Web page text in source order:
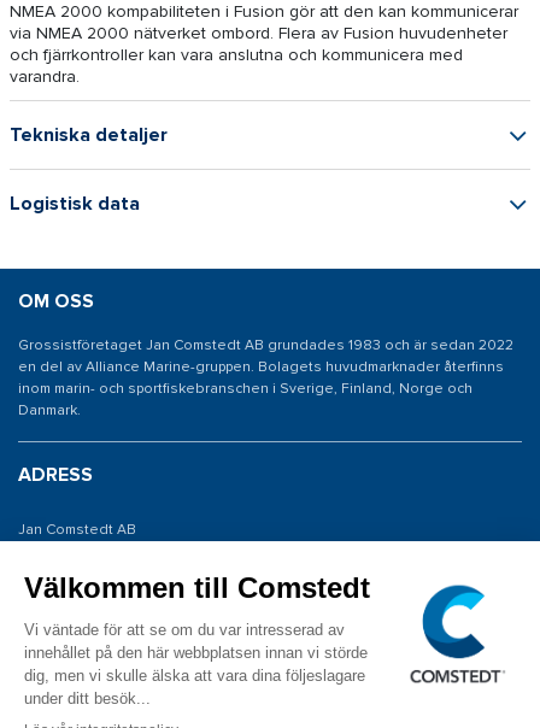
NMEA 2000 kompabiliteten i Fusion gör att den kan kommunicerar
via NMEA 2000 nätverket ombord. Flera av Fusion huvudenheter
och fjärrkontroller kan vara anslutna och kommunicera med
varandra.
Tekniska detaljer
Logistisk data
OM OSS
Grossistföretaget Jan Comstedt AB grundades 1983 och är sedan 2022
en del av Alliance Marine-gruppen. Bolagets huvudmarknader återfinns
inom marin- och sportfiskebranschen i Sverige, Finland, Norge och
Danmark.
ADRESS
Jan Comstedt AB
426 53 Västra Frölunda
KONTAKTA OSS